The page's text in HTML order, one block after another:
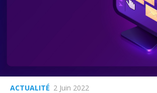
ACTUALITÉ 2 Juin 2022